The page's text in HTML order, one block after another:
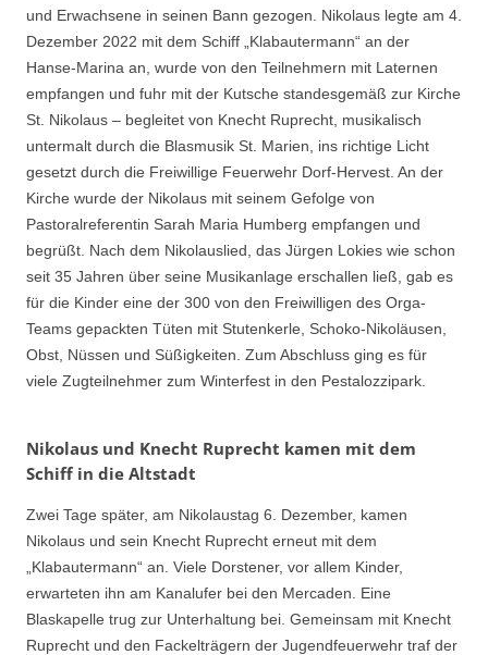
und Erwachsene in seinen Bann gezogen. Nikolaus legte am 4.
Dezember 2022 mit dem Schiff „Klabautermann“ an der
Hanse-Marina an, wurde von den Teilnehmern mit Laternen
empfangen und fuhr mit der Kutsche standesgemäß zur Kirche
St. Nikolaus – begleitet von Knecht Ruprecht, musikalisch
untermalt durch die Blasmusik St. Marien, ins richtige Licht
gesetzt durch die Freiwillige Feuerwehr Dorf-Hervest. An der
Kirche wurde der Nikolaus mit seinem Gefolge von
Pastoralreferentin Sarah Maria Humberg empfangen und
begrüßt. Nach dem Nikolauslied, das Jürgen Lokies wie schon
seit 35 Jahren über seine Musikanlage erschallen ließ, gab es
für die Kinder eine der 300 von den Freiwilligen des Orga-
Teams gepackten Tüten mit Stutenkerle, Schoko-Nikoläusen,
Obst, Nüssen und Süßigkeiten. Zum Abschluss ging es für
viele Zugteilnehmer zum Winterfest in den Pestalozzipark.
Nikolaus und Knecht Ruprecht kamen mit dem
Schiff in die Altstadt
Zwei Tage später, am Nikolaustag 6. Dezember, kamen
Nikolaus und sein Knecht Ruprecht erneut mit dem
„Klabautermann“ an. Viele Dorstener, vor allem Kinder,
erwarteten ihn am Kanalufer bei den Mercaden. Eine
Blaskapelle trug zur Unterhaltung bei. Gemeinsam mit Knecht
Ruprecht und den Fackelträgern der Jugendfeuerwehr traf der